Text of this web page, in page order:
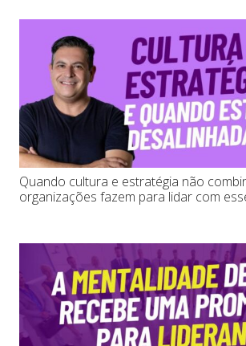
Quando cultura e estratégia não
organizações fazem para lidar com